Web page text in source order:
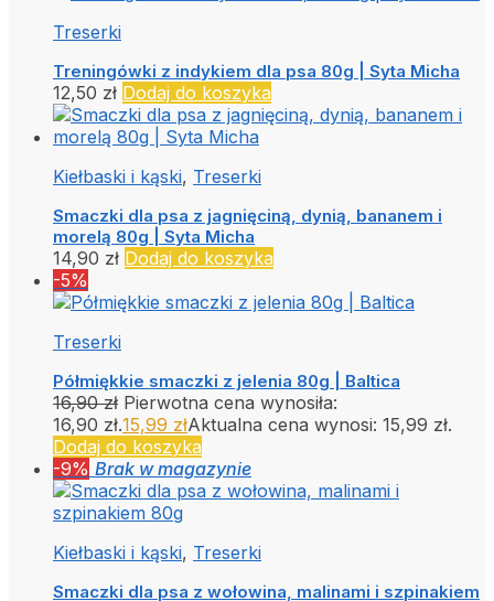
Treserki
Treningówki z indykiem dla psa 80g | Syta Micha
12,50 zł Dodaj do koszyka
Kiełbaski i kąski, Treserki
Smaczki dla psa z jagnięciną, dynią, bananem i
morelą 80g | Syta Micha
14,90 zł Dodaj do koszyka
-5%
Treserki
Półmiękkie smaczki z jelenia 80g | Baltica
16,90zł Pierwotna cena wynosiła:
16,90 zł.15,99 złAktualna cena wynosi: 15,99 zł.
Dodaj do koszyka
-9% Brak w magazynie
Kiełbaski i kąski, Treserki
Smaczki dla psa z wołowina, malinami i szpinakiem